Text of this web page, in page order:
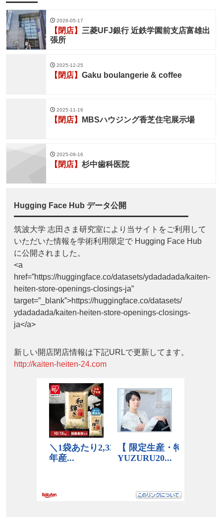
2026-05-17
【閉店】 三菱UFJ銀行 近鉄学園前支店富雄出
張所
2025-12-25
【閉店】 Gaku boulangerie & coffee
2025-11-16
【閉店】 MBSハウジング香芝住宅展示場
2025-09-16
【閉店】 杉中歯科医院
Hugging Face Hub データ公開
筑波大学 志田さま研究室により当サイトをご利用して
いただいた情報を学術利用限定で Hugging Face Hub
に公開されました。
<a
href=”https://huggingface.co/datasets/ydadadada/kaiten-
heiten-store-openings-closings-ja”
target=”_blank”>https://huggingface.co/datasets/
ydadadada/kaiten-heiten-store-openings-closings-
ja</a>
新しい開店閉店情報は下記URLで更新してます。
http://kaiten-heiten-24.com